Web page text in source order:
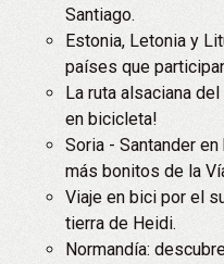
Santiago.
Estonia, Letonia y
países que
La ruta alsaciana
en bicicleta!
Soria - Santander
más bonitos de la
Viaje en bici por el
tierra de Heidi.
Normandía: